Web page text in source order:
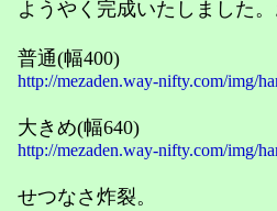
ようやく完成いたしました
普通(幅400)
http://mezaden.way-nifty.com/img/
大きめ(幅640)
http://mezaden.way-nifty.com/img/
せつなさ炸裂。